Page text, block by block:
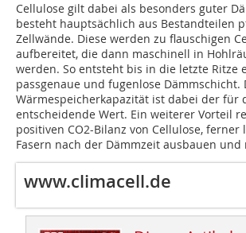
Cellulose gilt dabei als besonders guter
besteht hauptsächlich aus Bestandteilen
Zellwände. Diese werden zu flauschigen
aufbereitet, die dann maschinell in
werden. So entsteht bis in die letzte Ritze
passgenaue und fugenlose Dämmschicht.
Wärmespeicherkapazität ist dabei der für
entscheidende Wert. Ein weiterer Vorteil
positiven CO2-Bilanz von Cellulose, ferner
Fasern nach der Dämmzeit ausbauen und
www.climacell.de